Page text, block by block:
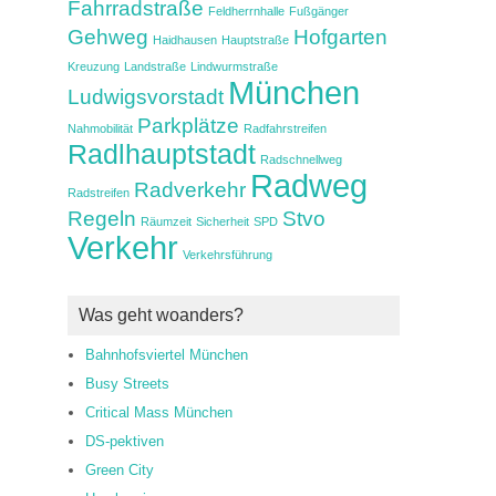
Fahrradstraße Feldherrnhalle Fußgänger
Gehweg Haidhausen Hauptstraße Hofgarten
Kreuzung Landstraße Lindwurmstraße
Ludwigsvorstadt München
Nahmobilität Parkplätze Radfahrstreifen
Radlhauptstadt Radschnellweg
Radstreifen Radverkehr Radweg
Regeln Räumzeit Sicherheit SPD Stvo
Verkehr Verkehrsführung
Was geht woanders?
Bahnhofsviertel München
Busy Streets
Critical Mass München
DS-pektiven
Green City